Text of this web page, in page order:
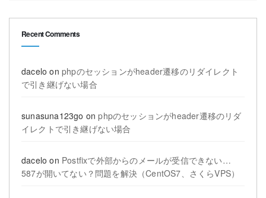
Recent Comments
dacelo onphpのセッションがheader遷移のリダイレクト
で引き継げない場合
sunasuna123go onphpのセッションがheader遷移のリダ
イレクトで引き継げない場合
dacelo on Postfixで外部からのメールが受信できない…
587が開いてない？問題を解決（CentOS7、さくらVPS）